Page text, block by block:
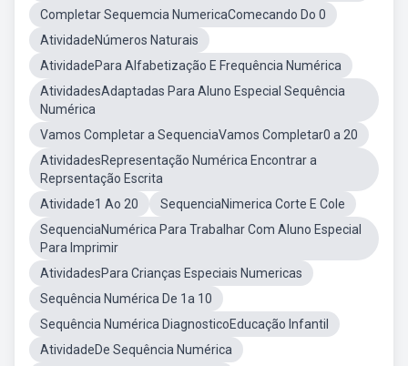
Completar Sequemcia NumericaComecando Do 0
AtividadeNúmeros Naturais
AtividadePara Alfabetização E Frequência Numérica
AtividadesAdaptadas Para Aluno Especial Sequência
Numérica
Vamos Completar a SequenciaVamos Completar0 a 20
AtividadesRepresentação Numérica Encontrar a
Reprsentação Escrita
Atividade1 Ao 20
SequenciaNimerica Corte E Cole
SequenciaNumérica Para Trabalhar Com Aluno Especial
Para Imprimir
AtividadesPara Crianças Especiais Numericas
Sequência Numérica De 1a 10
Sequência Numérica DiagnosticoEducação Infantil
AtividadeDe Sequência Numérica